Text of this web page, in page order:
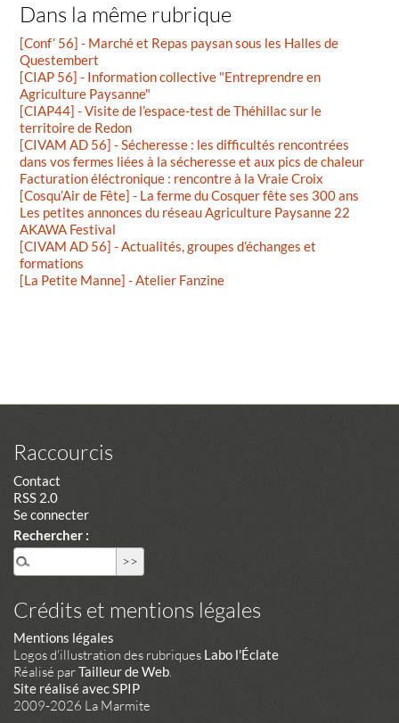
Dans la même rubrique
[Conf’ 56] - Marché et Repas paysan sous les Halles de
Questembert
[CIAP 56] - Information collective "Entreprendre en
Agriculture Paysanne"
[CIAP44] - Visite de l’espace-test de Théhillac sur le
territoire de Redon
[CIVAM AD 56] - Sécheresse : les difficultés rencontrées
dans vos fermes liées à la sécheresse et aux pics de chaleur
Facturation éléctronique : rencontre à la Vraie Croix
[Cosqu’Air de Fête] - La ferme du Cosquer fête ses 300 ans
Les petites annonces du réseau Agriculture Paysanne 22
AKAWA Festival
[CIVAM AD 56] - Actualités, groupes d’échanges et
formations
[La Petite Manne] - Atelier Fanzine
Raccourcis
Contact
RSS 2.0
Se connecter
Rechercher :
Crédits et mentions légales
Mentions légales
Logos d'illustration des rubriques Labo l'Éclate
Réalisé parTailleur de Web.
Site réalisé avec SPIP
2009-2026 La Marmite